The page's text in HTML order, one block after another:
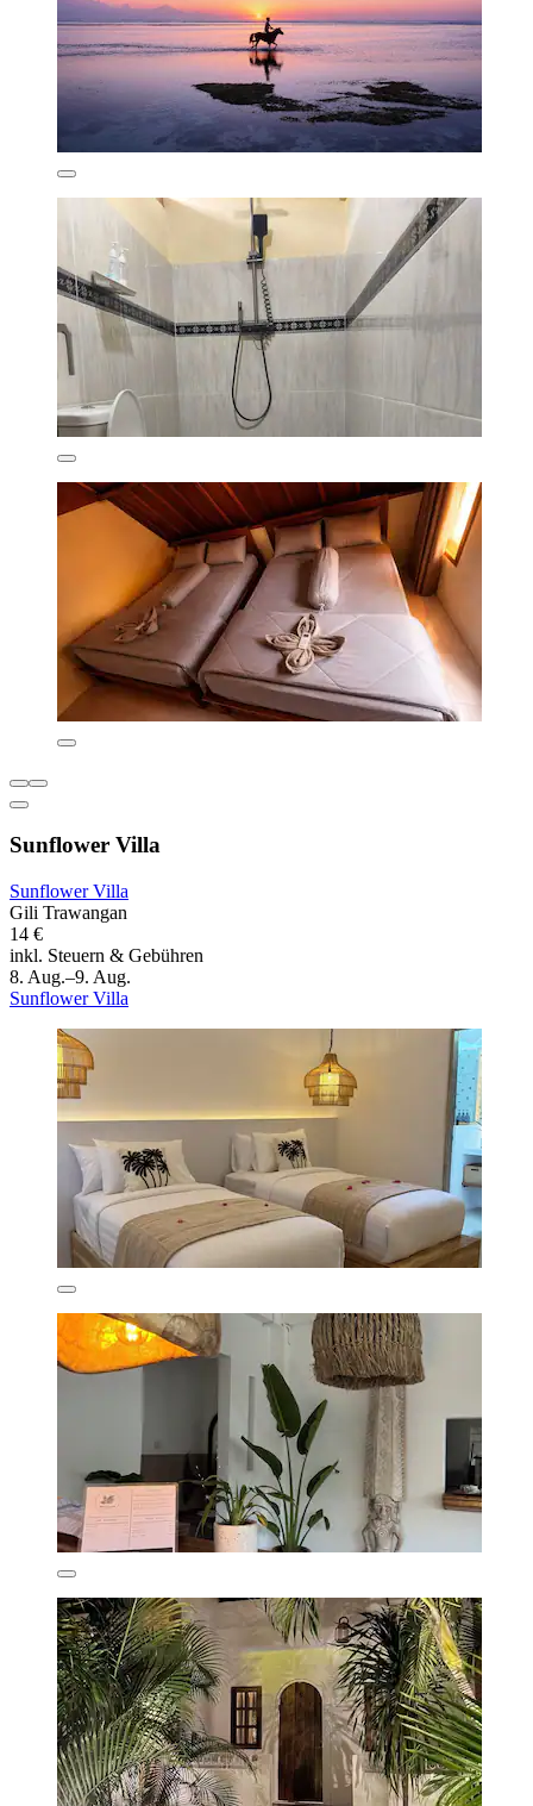
Sunflower Villa
Sunflower Villa
Gili Trawangan
14 €
inkl. Steuern & Gebühren
8. Aug.–9. Aug.
Sunflower Villa